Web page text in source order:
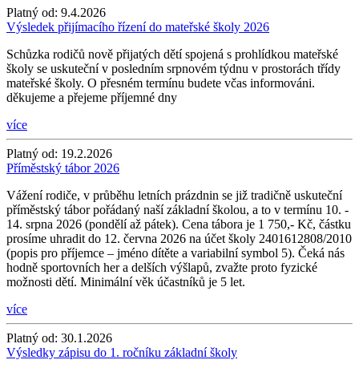
Platný od: 9.4.2026
Výsledek přijímacího řízení do mateřské školy 2026
Schůzka rodičů nově přijatých dětí spojená s prohlídkou mateřské
školy se uskuteční v posledním srpnovém týdnu v prostorách třídy
mateřské školy. O přesném termínu budete včas informováni.
děkujeme a přejeme příjemné dny
více
Platný od: 19.2.2026
Příměstský tábor 2026
Vážení rodiče, v průběhu letních prázdnin se již tradičně uskuteční
příměstský tábor pořádaný naší základní školou, a to v termínu 10. -
14. srpna 2026 (pondělí až pátek). Cena tábora je 1 750,- Kč, částku
prosíme uhradit do 12. června 2026 na účet školy 2401612808/2010
(popis pro příjemce – jméno dítěte a variabilní symbol 5). Čeká nás
hodně sportovních her a delších výšlapů, zvažte proto fyzické
možnosti dětí. Minimální věk účastníků je 5 let.
více
Platný od: 30.1.2026
Výsledky zápisu do 1. ročníku základní školy